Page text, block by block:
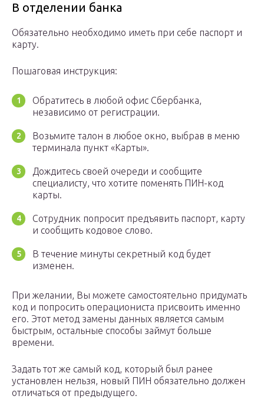
В отделении банка
Обязательно необходимо иметь при себе паспорт и
карту.
Пошаговая инструкция:
Обратитесь в любой офис Сбербанка,
независимо от регистрации.
Возьмите талон в любое окно, выбрав в меню
терминала пункт «Карты».
Дождитесь своей очереди и сообщите
специалисту, что хотите поменять ПИН-код
карты.
Сотрудник попросит предъявить паспорт, карту
и сообщить кодовое слово.
В течение минуты секретный код будет
изменен.
При желании, Вы можете самостоятельно придумать
код и попросить операциониста присвоить именно
его. Этот метод замены данных является самым
быстрым, остальные способы займут больше
времени.
Задать тот же самый код, который был ранее
установлен нельзя, новый ПИН обязательно должен
отличаться от предыдущего.